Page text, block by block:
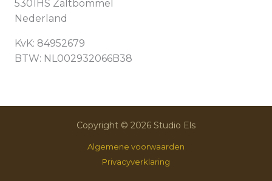
5301HS Zaltbommel
Nederland
KvK: 84952679
BTW: NL002932066B38
Copyright © 2026 Studio Els
Algemene voorwaarden
Privacyverklaring